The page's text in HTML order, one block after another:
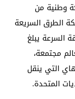
وطنية من
الطرق السريعة
السرعة يبلغ
مجتمعة،
التي ينقل
المتحدة.